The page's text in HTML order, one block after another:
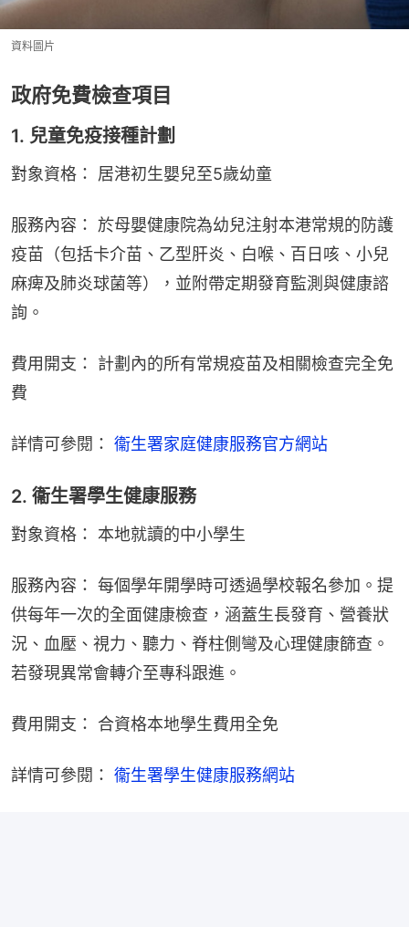
資料圖片
政府免費檢查項目
1. 兒童免疫接種計劃
對象資格： 居港初生嬰兒至5歲幼童
服務內容： 於母嬰健康院為幼兒注射本港常規的防護
疫苗（包括卡介苗、乙型肝炎、白喉、百日咳、小兒
麻痺及肺炎球菌等），並附帶定期發育監測與健康諮
詢。
費用開支： 計劃內的所有常規疫苗及相關檢查完全免
費
詳情可參閱： 衞生署家庭健康服務官方網站
2. 衞生署學生健康服務
對象資格： 本地就讀的中小學生
服務內容： 每個學年開學時可透過學校報名參加。提
供每年一次的全面健康檢查，涵蓋生長發育、營養狀
況、血壓、視力、聽力、脊柱側彎及心理健康篩查。
若發現異常會轉介至專科跟進。
費用開支： 合資格本地學生費用全免
詳情可參閱： 衞生署學生健康服務網站